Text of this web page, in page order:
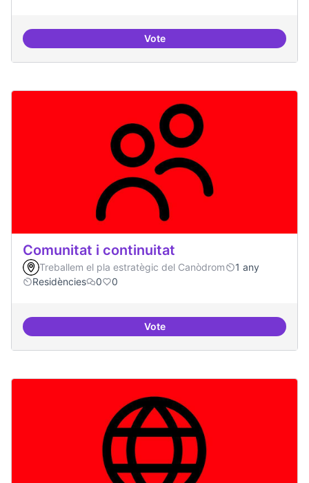
VoteConsolidació d'eixos clau
Comunitat i continuitat
Treballem el pla estratègic del Canòdrom
1 any
Residències
0 0
VoteComunitat i continuitat